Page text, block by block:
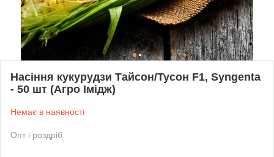
Насіння кукурудзи Тайсон/Тусон F1, Syngenta
- 50 шт (Агро Імідж)
Немає в наявності
Опт і роздріб